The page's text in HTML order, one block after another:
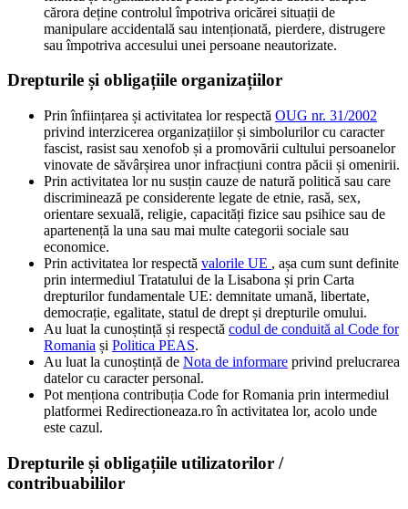
cărora deține controlul împotriva oricărei situații de
manipulare accidentală sau intenționată, pierdere, distrugere
sau împotriva accesului unei persoane neautorizate.
Drepturile și obligațiile organizațiilor
Prin înființarea și activitatea lor respectă OUG nr. 31/2002
privind interzicerea organizațiilor și simbolurilor cu caracter
fascist, rasist sau xenofob și a promovării cultului persoanelor
vinovate de săvârșirea unor infracțiuni contra păcii și omenirii.
Prin activitatea lor nu susțin cauze de natură politică sau care
discriminează pe considerente legate de etnie, rasă, sex,
orientare sexuală, religie, capacități fizice sau psihice sau de
apartenență la una sau mai multe categorii sociale sau
economice.
Prin activitatea lor respectă valorile UE , așa cum sunt definite
prin intermediul Tratatului de la Lisabona și prin Carta
drepturilor fundamentale UE: demnitate umană, libertate,
democrație, egalitate, statul de drept și drepturile omului.
Au luat la cunoștință și respectă codul de conduită al Code for
Romania și Politica PEAS.
Au luat la cunoștință de Nota de informare privind prelucrarea
datelor cu caracter personal.
Pot menționa contribuția Code for Romania prin intermediul
platformei Redirectioneaza.ro în activitatea lor, acolo unde
este cazul.
Drepturile și obligațiile utilizatorilor /
contribuabililor